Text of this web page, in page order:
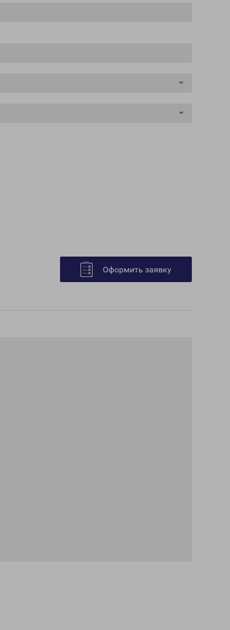
Оформить заявку